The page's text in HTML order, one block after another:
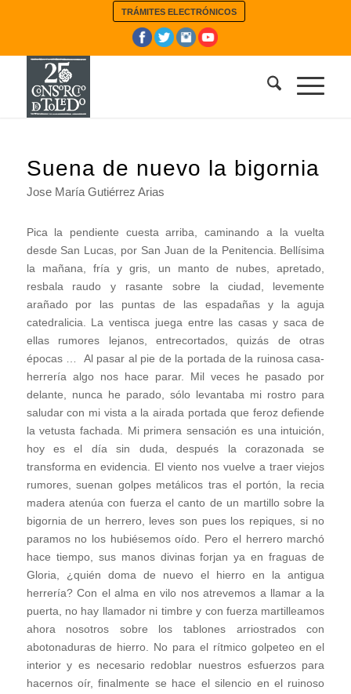
TRÁMITES ELECTRÓNICOS
Suena de nuevo la bigornia
Jose María Gutiérrez Arias
Pica la pendiente cuesta arriba, caminando a la vuelta
desde San Lucas, por San Juan de la Penitencia. Bellísima
la mañana, fría y gris, un manto de nubes, apretado,
resbala raudo y rasante sobre la ciudad, levemente
arañado por las puntas de las espadañas y la aguja
catedralicia. La ventisca juega entre las casas y saca de
ellas rumores lejanos, entrecortados, quizás de otras
épocas … Al pasar al pie de la portada de la ruinosa casa-
herrería algo nos hace parar. Mil veces he pasado por
delante, nunca he parado, sólo levantaba mi rostro para
saludar con mi vista a la airada portada que feroz defiende
la vetusta fachada. Mi primera sensación es una intuición,
hoy es el día sin duda, después la corazonada se
transforma en evidencia. El viento nos vuelve a traer viejos
rumores, suenan golpes metálicos tras el portón, la recia
madera atenúa con fuerza el canto de un martillo sobre la
bigornia de un herrero, leves son pues los repiques, si no
paramos no los hubiésemos oído. Pero el herrero marchó
hace tiempo, sus manos divinas forjan ya en fraguas de
Gloria, ¿quién doma de nuevo el hierro en la antigua
herrería? Con el alma en vilo nos atrevemos a llamar a la
puerta, no hay llamador ni timbre y con fuerza martilleamos
ahora nosotros sobre los tablones arriostrados con
abotonaduras de hierro. No para el rítmico golpeteo en el
interior y es necesario redoblar nuestros esfuerzos para
hacernos oír, finalmente se hace el silencio en el ruinoso